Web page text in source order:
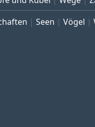
Seen Vögel